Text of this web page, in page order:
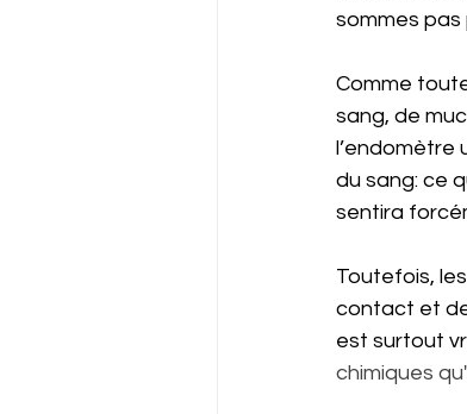
sommes pas
Comme
sang, de
l’endomètre
du sang: ce
sentira
Toutefois,
contact et
est surtout
chimiques